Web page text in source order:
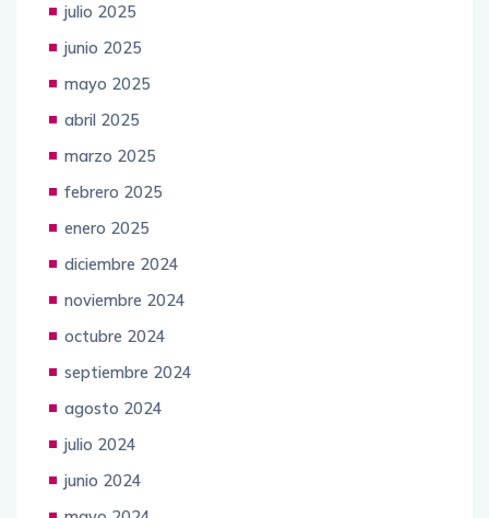
julio 2025
junio 2025
mayo 2025
abril 2025
marzo 2025
febrero 2025
enero 2025
diciembre 2024
noviembre 2024
octubre 2024
septiembre 2024
agosto 2024
julio 2024
junio 2024